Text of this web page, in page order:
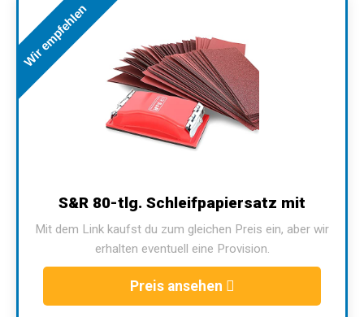
Wir empfehlen
S&R 80-tlg. Schleifpapiersatz mit
Mit dem Link kaufst du zum gleichen Preis ein, aber wir
erhalten eventuell eine Provision.
Preis ansehen